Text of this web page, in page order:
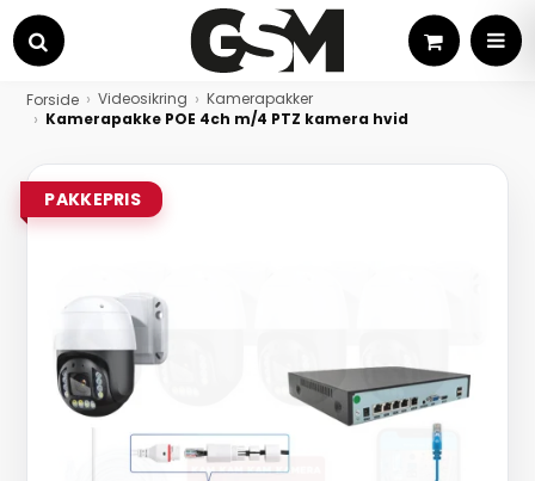
Søg
Kurv
Forside Videosikring
Kamerapakker
Kamerapakke POE 4ch m/4 PTZ kamera hvid
PAKKEPRIS